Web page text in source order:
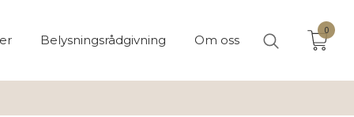
Belysningsrådgivning Om oss
0